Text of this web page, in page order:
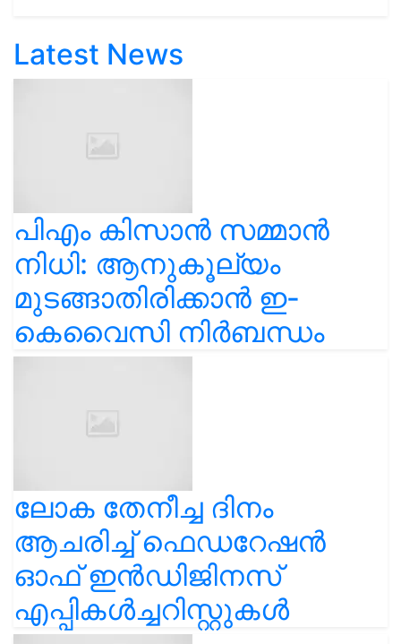
Latest News
പിഎം കിസാൻ സമ്മാൻ
നിധി: ആനുകൂല്യം
മുടങ്ങാതിരിക്കാൻ ഇ-
കെവൈസി നിർബന്ധം
ലോക തേനീച്ച ദിനം
ആചരിച്ച് ഫെഡറേഷൻ
ഓഫ് ഇൻഡിജിനസ്
എപ്പികൾച്ചറിസ്റ്റുകൾ